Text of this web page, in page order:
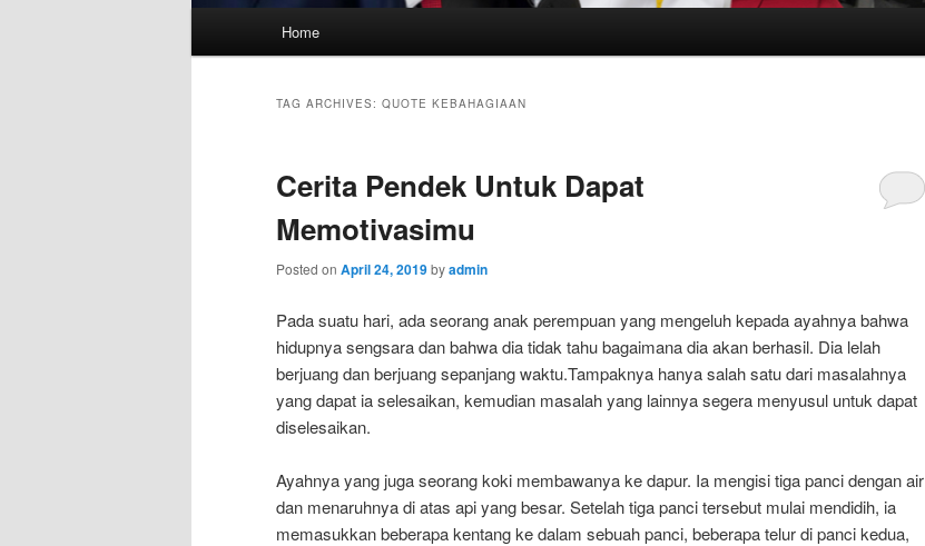
Home
TAG ARCHIVES: QUOTE KEBAHAGIAAN
Cerita Pendek Untuk Dapat
Memotivasimu
Posted on April 24, 2019byadmin
Pada suatu hari, ada seorang anak perempuan yang mengeluh kepada ayahnya bahwa
hidupnya sengsara dan bahwa dia tidak tahu bagaimana dia akan berhasil. Dia lelah
berjuang dan berjuang sepanjang waktu.Tampaknya hanya salah satu dari masalahnya
yang dapat ia selesaikan, kemudian masalah yang lainnya segera menyusul untuk dapat
diselesaikan.
Ayahnya yang juga seorang koki membawanya ke dapur. Ia mengisi tiga panci dengan air
dan menaruhnya di atas api yang besar. Setelah tiga panci tersebut mulai mendidih, ia
memasukkan beberapa kentang ke dalam sebuah panci, beberapa telur di panci kedua,